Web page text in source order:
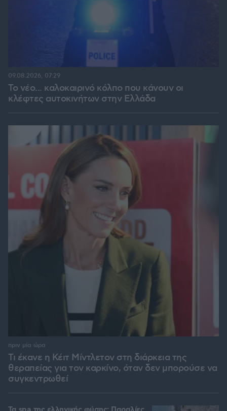
Το νέο... καλοκαιρινό κόλπο που κάνουν οι
κλέφτες αυτοκινήτων στην Ελλάδα
09.08.2026, 07:29
Τι έκανε η Κέιτ Μίντλετον στη διάρκεια της
θεραπείας για τον καρκίνο, όταν δεν μπορούσε να
συγκεντρωθεί
πριν μία ώρα